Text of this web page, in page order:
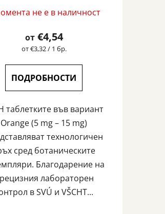
не е в наличност
от€4,54
Измерване
цената:
от €3,32 / 1 бр.
ПОДРОБНОСТИ
таблетките във вариант
Orange (5 mg – 15 mg)
технологичен
сред ботаническите
Благодарение на
лабораторен
в SVÚ и VŠCHT...